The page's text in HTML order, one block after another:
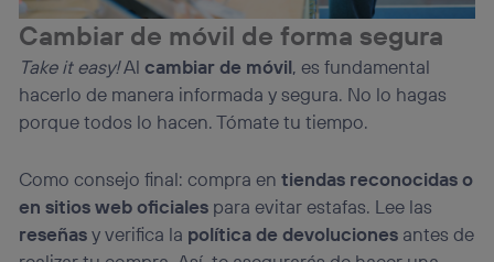
Cambiar de móvil de forma segura
Take it easy!Alcambiar de móvil, es fundamental
hacerlo de manera informada y segura. No lo hagas
porque todos lo hacen. Tómate tu tiempo.
Como consejo final: compra entiendas reconocidas o
en sitios web oficiales para evitar estafas. Lee las
reseñasy verifica la política de devoluciones antes de